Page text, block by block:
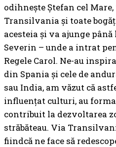
odihnește Ștefan cel
Transilvania și toate
acesteia și va ajunge până
Severin – unde a intrat
Regele Carol. Ne-au
din Spania și cele de
sau India, am văzut că
influențat culturi, au
contribuit la dezvoltarea
străbăteau. Via
fiindcă ne face să